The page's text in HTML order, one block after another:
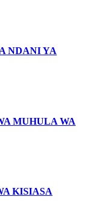
NDANI YA
MUHULA WA
KISIASA